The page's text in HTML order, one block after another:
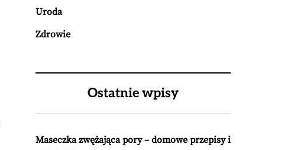
Uroda
Zdrowie
Ostatnie wpisy
Maseczka zwężająca pory – domowe przepisy i